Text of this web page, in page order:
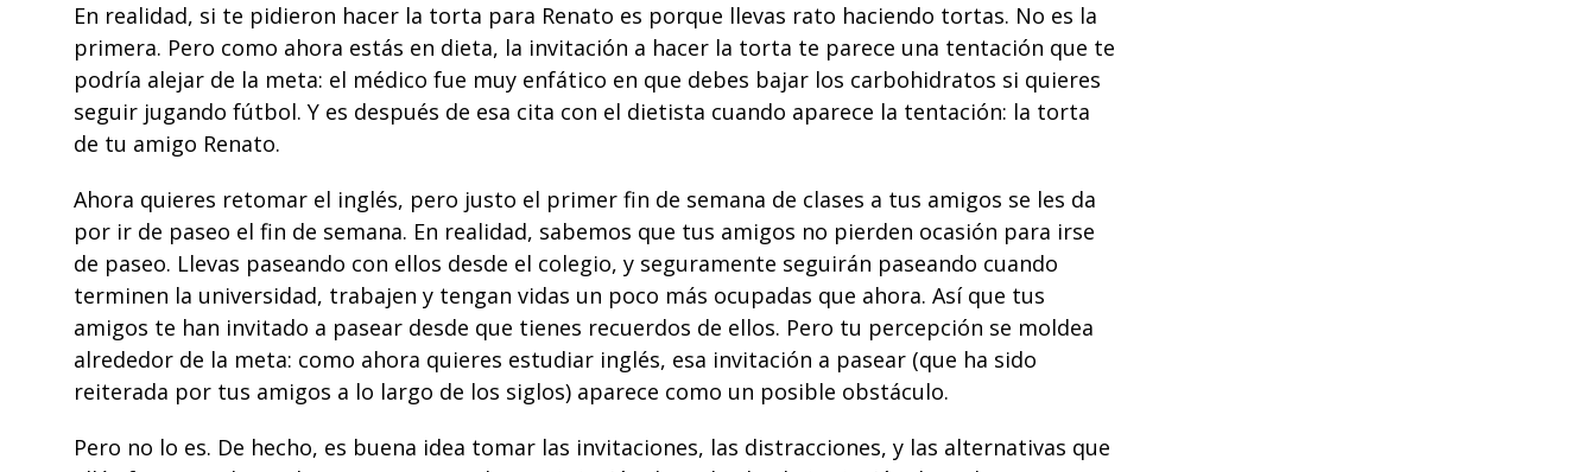
En realidad, si te pidieron hacer la torta para Renato es porque llevas rato haciendo tortas. No es la
primera. Pero como ahora estás en dieta, la invitación a hacer la torta te parece una tentación que te
podría alejar de la meta: el médico fue muy enfático en que debes bajar los carbohidratos si quieres
seguir jugando fútbol. Y es después de esa cita con el dietista cuando aparece la tentación: la torta
de tu amigo Renato.
Ahora quieres retomar el inglés, pero justo el primer fin de semana de clases a tus amigos se les da
por ir de paseo el fin de semana. En realidad, sabemos que tus amigos no pierden ocasión para irse
de paseo. Llevas paseando con ellos desde el colegio, y seguramente seguirán paseando cuando
terminen la universidad, trabajen y tengan vidas un poco más ocupadas que ahora. Así que tus
amigos te han invitado a pasear desde que tienes recuerdos de ellos. Pero tu percepción se moldea
alrededor de la meta: como ahora quieres estudiar inglés, esa invitación a pasear (que ha sido
reiterada por tus amigos a lo largo de los siglos) aparece como un posible obstáculo.
Pero no lo es. De hecho, es buena idea tomar las invitaciones, las distracciones, y las alternativas que